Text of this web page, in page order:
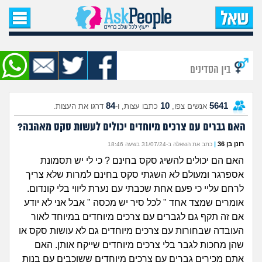
עמוד הבית
שאל שאלה
שאלות חדשות
שאלות שעוררו עניין
עצות חדשות
מה קורה כאן?
מתחם הטיפים
מדורים
בין הסדינים
5641 אנשים צפו, 10 כתבו עצות, ו-84 דרגו את העצות.
האם גברים עם צרכים מיוחדים יכולים לעשות סקס מאהבה?
רונן בן 36 | כתב את השאלה ב-31/07/24 בשעה 18:46
האם הם יכולים להשיג סקס בחינם ? כי לי יש תסמונת
אספרגר ומעולם לא השגתי סקס בחינם למרות שלא צריך
לרחם עליי כי פעם אחת שכבתי עם נערת ליווי בלי קונדום.
אומרים שמצד אחד " לכל סיר יש מכסה " אבל אני לא יודע
אם זה תקף גם לגברים עם צרכים מיוחדים במיוחד לאור
העובדה שבחורות עם צרכים מיוחדים גם לא עושות סקס או
שהן מחכות לגבר בלי צרכים מיוחדים שייקח אותן. האם
אתם מכירים גברים עם צרכים מיוחדים ששוכבים עם בנות